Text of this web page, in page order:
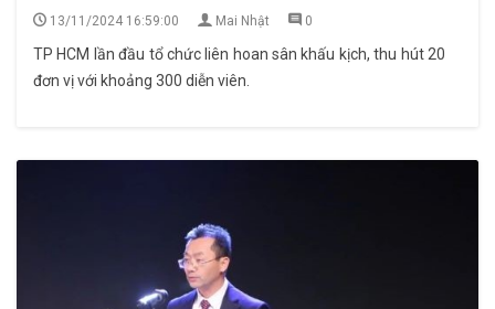
13/11/2024 16:59:00 Mai Nhật 0
TP HCM lần đầu tổ chức liên hoan sân khấu kịch, thu hút 20
đơn vị với khoảng 300 diễn viên.